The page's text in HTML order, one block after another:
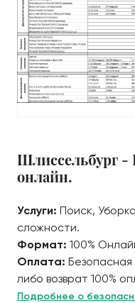
Шлиссельбург -
онлайн.
Услуги: Поиск,
сложности.
Формат: 100%
Оплата: Безопасная
либо возврат 100%
Подробнее о